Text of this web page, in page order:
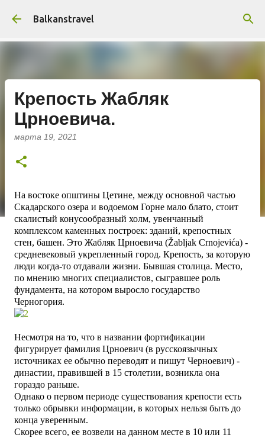
К основному контенту
Balkanstravel
Крепость Жабляк
Црноевича.
марта 19, 2021
На востоке општины Цетине, между основной частью
Скадарского озера и водоемом Горне мало блато, стоит
скалистый конусообразный холм, увенчанный
комплексом каменных построек: зданий, крепостных
стен, башен. Это Жабляк Црноевича (Žabljak Crnojevića) -
средневековый укрепленный город. Крепость, за которую
люди когда-то отдавали жизни. Бывшая столица. Место,
по мнению многих специалистов, сыгравшее роль
фундамента, на котором выросло государство
Черногория.
Несмотря на то, что в названии фортификации
фигурирует фамилия Црноевич (в русскоязычных
источниках ее обычно переводят и пишут Черноевич) -
династии, правившей в 15 столетии, возникла она
гораздо раньше.
Однако о первом периоде существования крепости есть
только обрывки информации, в которых нельзя быть до
конца уверенным.
Скорее всего, ее возвели на данном месте в 10 или 11